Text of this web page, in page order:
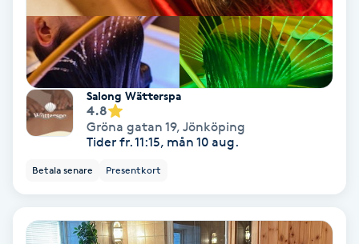
Hollywood Peel
Hot Stone Massage
Hot yoga
Salong Wätterspa
4.8
Gröna gatan 19, Jönköping
Tider fr. 11:15, mån 10 aug.
Betala senare Presentkort